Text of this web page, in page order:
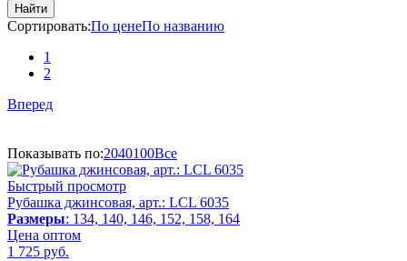
Найти
Сортировать:По ценеПо названию
1
2
Вперед
Показывать по:2040100Все
Быстрый просмотр
Рубашка джинсовая, арт.: LCL 6035
Размеры: 134, 140, 146, 152, 158, 164
Цена оптом
1 725 руб.